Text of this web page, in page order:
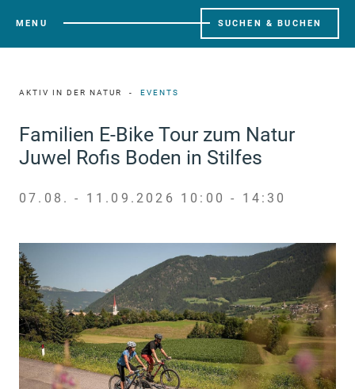
MENU SUCHEN & BUCHEN
AKTIV IN DER NATUR EVENTS
Familien E-Bike Tour zum Natur
Juwel Rofis Boden in Stilfes
07.08. - 11.09.2026 10:00 - 14:30